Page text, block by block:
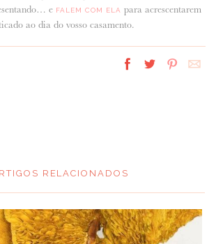
e FALEM COM ELA para acrescentarem
ao dia do vosso casamento.
RELACIONADOS